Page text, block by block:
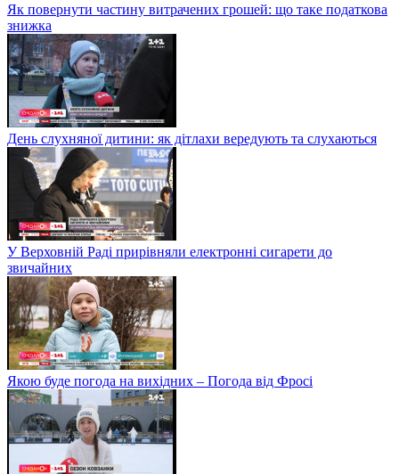
Як повернути частину витрачених грошей: що таке податкова
знижка
День слухняної дитини: як дітлахи вередують та слухаються
У Верховній Раді прирівняли електронні сигарети до
звичайних
Якою буде погода на вихідних – Погода від Фросі